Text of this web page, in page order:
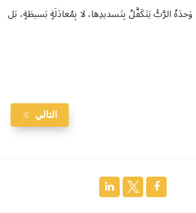
الرَّبُّ يَتَكَفَّلُ بِتَسديدِها، لا بِمُعادَلَةٍ بَسيطَةٍ، بَل
التالي